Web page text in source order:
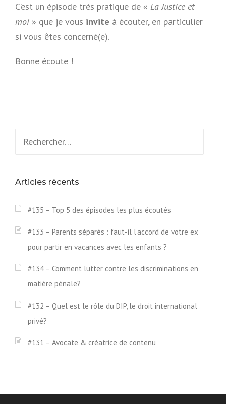
C’est un épisode très pratique de « La Justice et
moi » que je vous invite à écouter, en particulier
si vous êtes concerné(e).
Bonne écoute !
Articles récents
#135 – Top 5 des épisodes les plus écoutés
#133 – Parents séparés : faut-il l’accord de votre ex
pour partir en vacances avec les enfants ?
#134 – Comment lutter contre les discriminations en
matière pénale?
#132 – Quel est le rôle du DIP, le droit international
privé?
#131 – Avocate & créatrice de contenu